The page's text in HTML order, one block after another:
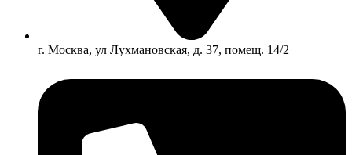
г. Москва, ул Лухмановская, д. 37, помещ. 14/2